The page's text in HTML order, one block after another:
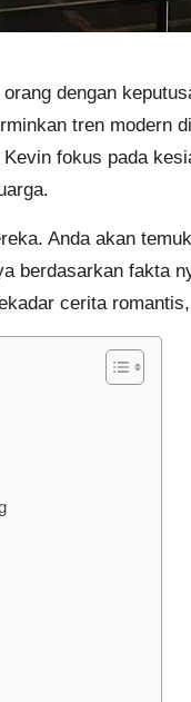
dengan
tren modern
fokus pada
Anda akan
berdasarkan fakta
cerita